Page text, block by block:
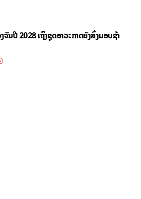
ນປີ 2028 ເຖິງຊຸດອາວະກາດຍັງສົ່ງມອບຊ້າ